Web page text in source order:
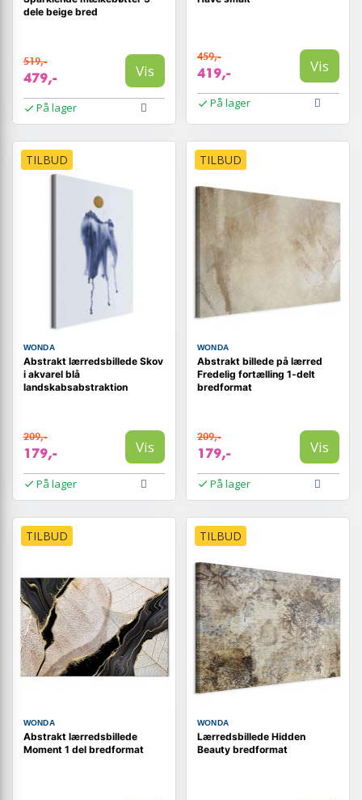
dele beige bred
519,-
479,- Vis
På lager
459,-
419,- Vis
På lager
TILBUD
WONDA
Abstrakt lærredsbillede Skov
i akvarel blå
landskabsabstraktion
209,-
179,- Vis
På lager
TILBUD
WONDA
Abstrakt billede på lærred
Fredelig fortælling 1-delt
bredformat
209,-
179,- Vis
På lager
TILBUD
WONDA
Abstrakt lærredsbillede
Moment 1 del bredformat
TILBUD
WONDA
Lærredsbillede Hidden
Beauty bredformat